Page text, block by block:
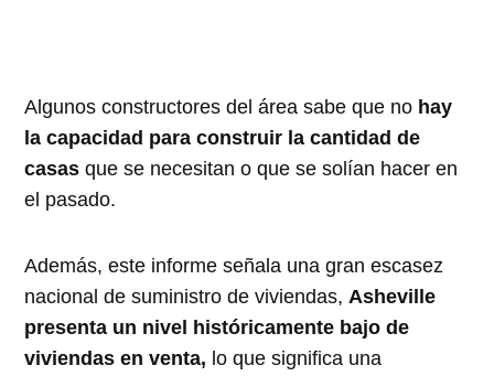
Algunos constructores del área sabe que no hay
la capacidad para construir la cantidad de
casas que se necesitan o que se solían hacer en
el pasado.
Además, este informe señala una gran escasez
nacional de suministro de viviendas, Asheville
presenta un nivel históricamente bajo de
viviendas en venta, lo que significa una